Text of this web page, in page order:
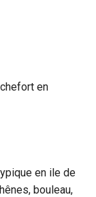
en
en ile de
bouleau,